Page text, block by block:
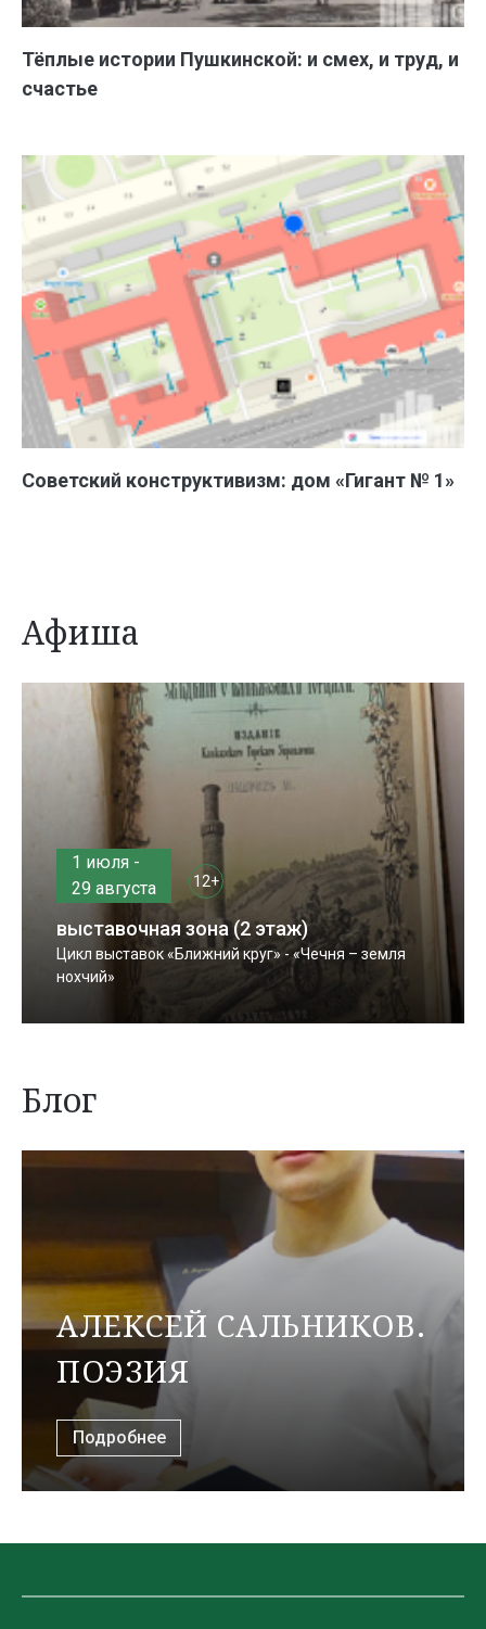
Тёплые истории Пушкинской: и смех, и труд, и
счастье
Советский конструктивизм: дом «Гигант № 1»
Афиша
1 июля -
29 августа
12+
выставочная зона (2 этаж)
Цикл выставок «Ближний круг» - «Чечня – земля
нохчий»
Блог
АЛЕКСЕЙ САЛЬНИКОВ.
ПОЭЗИЯ
Подробнее